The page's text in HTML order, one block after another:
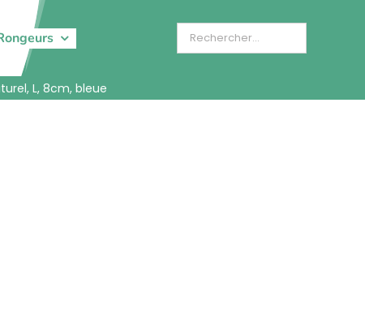
L, 8cm, bleue